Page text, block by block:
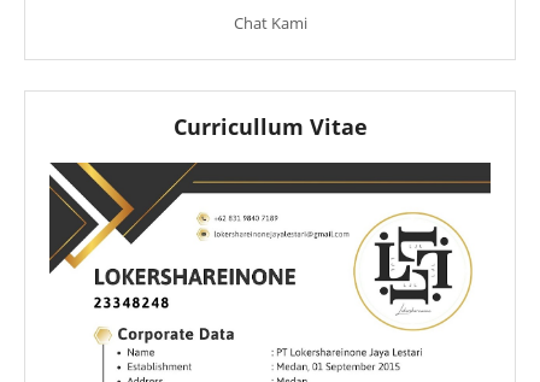
Chat Kami
Curricullum Vitae